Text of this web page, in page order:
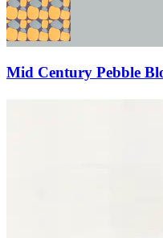
Mid Century Pebble